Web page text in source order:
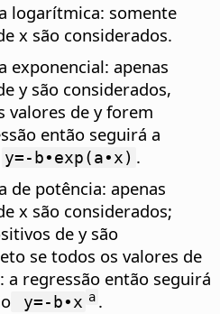
logarítmica: somente
x são considerados.
exponencial: apenas
y são considerados,
valores de y forem
então seguirá a
y=-b∙exp(a∙x) .
de potência: apenas
x são considerados;
de y são
se todos os valores de
a regressão então seguirá
y=-b∙x a .